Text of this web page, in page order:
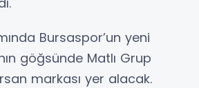
Bursaspor’un yeni
göğsünde Matlı Grup
markası yer alacak.